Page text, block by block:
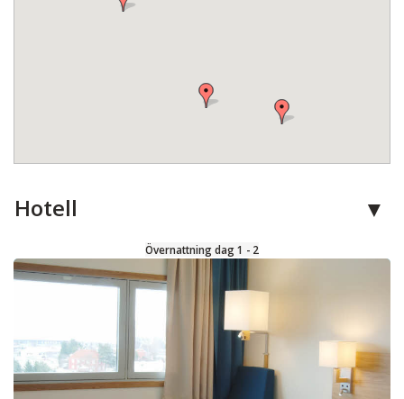
Hotell
Övernattning dag 1 - 2